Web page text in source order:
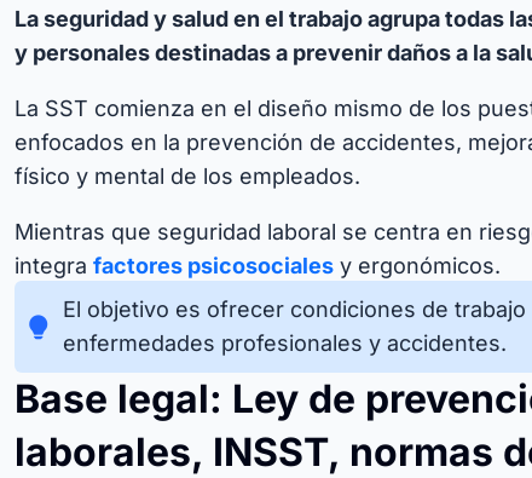
La seguridad y salud en el trabajo agrupa todas
y personales destinadas a prevenir daños a la
La SST comienza en el diseño mismo de los
enfocados en la prevención de accidentes,
físico y mental de los empleados.
Mientras que seguridad laboral se centra en
integra factores psicosociales y ergonómicos.
El objetivo es ofrecer condiciones de
enfermedades profesionales y accidentes.
Base legal: Ley de
laborales, INSST, normas